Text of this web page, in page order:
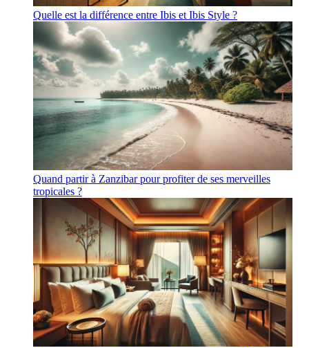
Quelle est la différence entre Ibis et Ibis Style ?
Quand partir à Zanzibar pour profiter de ses merveilles
tropicales ?